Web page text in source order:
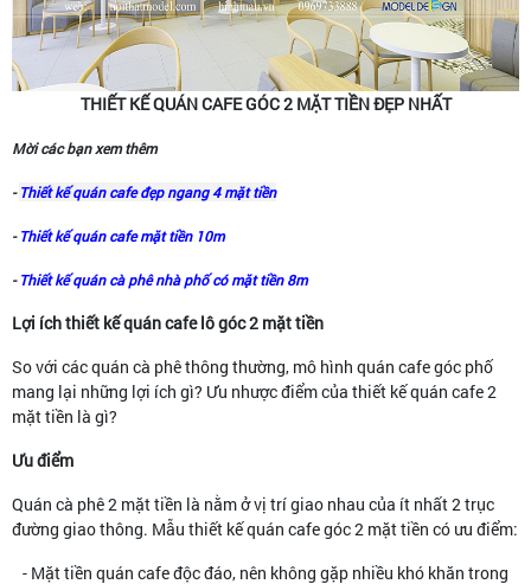
THIẾT KẾ QUÁN CAFE GÓC 2 MẶT TIỀN ĐẸP NHẤT
Mời các bạn xem thêm
-Thiết kế quán cafe đẹp ngang 4 mặt tiền
-Thiết kế quán cafe mặt tiền 10m
-Thiết kế quán cà phê nhà phố có mặt tiền 8m
Lợi ích thiết kế quán cafe lô góc 2 mặt tiền
So với các quán cà phê thông thường, mô hình quán cafe góc phố
mang lại những lợi ích gì? Ưu nhược điểm của thiết kế quán cafe 2
mặt tiền là gì?
Ưu điểm
Quán cà phê 2 mặt tiền là nằm ở vị trí giao nhau của ít nhất 2 trục
đường giao thông. Mẫu thiết kế quán cafe góc 2 mặt tiền có ưu điểm:
- Mặt tiền quán cafe độc đáo, nên không gặp nhiều khó khăn trong